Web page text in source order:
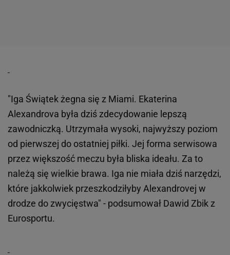
"Iga Świątek żegna się z Miami. Ekaterina
Alexandrova była dziś zdecydowanie lepszą
zawodniczką. Utrzymała wysoki, najwyższy poziom
od pierwszej do ostatniej piłki. Jej forma serwisowa
przez większość meczu była bliska ideału. Za to
należą się wielkie brawa. Iga nie miała dziś narzędzi,
które jakkolwiek przeszkodziłyby Alexandrovej w
drodze do zwycięstwa" - podsumował Dawid Zbik z
Eurosportu.